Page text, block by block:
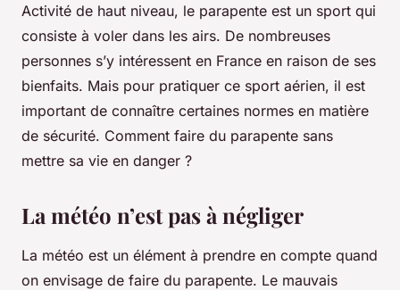
Activité de haut niveau, le parapente est un sport qui
consiste à voler dans les airs. De nombreuses
personnes s’y intéressent en France en raison de ses
bienfaits. Mais pour pratiquer ce sport aérien, il est
important de connaître certaines normes en matière
de sécurité. Comment faire du parapente sans
mettre sa vie en danger ?
La météo n’est pas à négliger
La météo est un élément à prendre en compte quand
on envisage de faire du parapente. Le mauvais